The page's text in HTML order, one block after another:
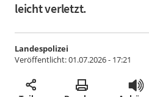
leicht verletzt.
Landespolizei
Veröffentlicht:01.07.2026 - 17:21